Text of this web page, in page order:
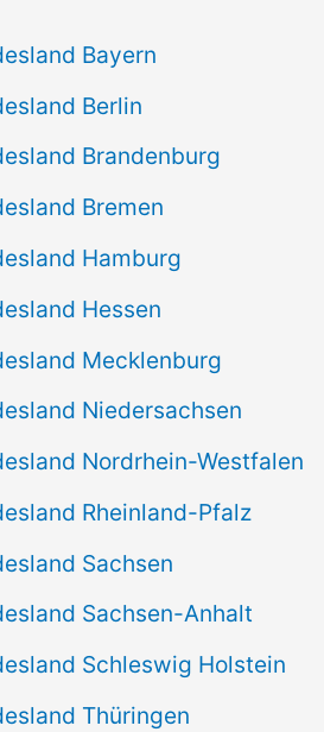
Bayern
Berlin
Brandenburg
Bremen
Hamburg
Hessen
Mecklenburg
Niedersachsen
Nordrhein-Westfalen
Rheinland-Pfalz
Sachsen
Sachsen-Anhalt
Schleswig Holstein
Thüringen